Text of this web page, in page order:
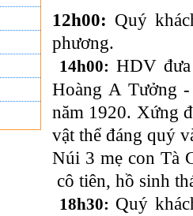
12h00: Quý
phương.
14h00: HDV
Hoàng A Tưởng
năm 1920. Xứng
vật thể đáng quý
Núi 3 mẹ con Tà
cô tiên, hồ sinh
18h30: Quý